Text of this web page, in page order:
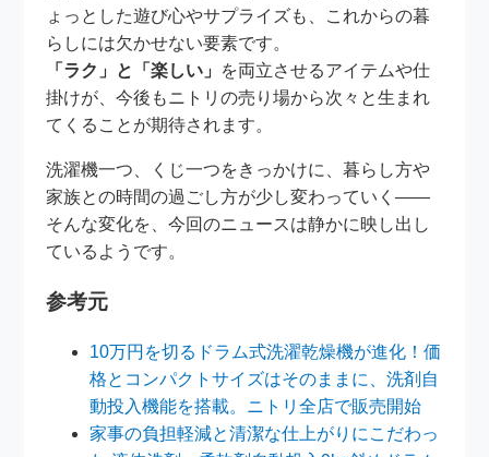
ょっとした遊び心やサプライズも、これからの暮
らしには欠かせない要素です。
「ラク」と「楽しい」 を両立させるアイテムや仕
掛けが、今後もニトリの売り場から次々と生まれ
てくることが期待されます。
洗濯機一つ、くじ一つをきっかけに、暮らし方や
家族との時間の過ごし方が少し変わっていく――
そんな変化を、今回のニュースは静かに映し出し
ているようです。
参考元
10万円を切るドラム式洗濯乾燥機が進化！価
格とコンパクトサイズはそのままに、洗剤自
動投入機能を搭載。ニトリ全店で販売開始
家事の負担軽減と清潔な仕上がりにこだわっ